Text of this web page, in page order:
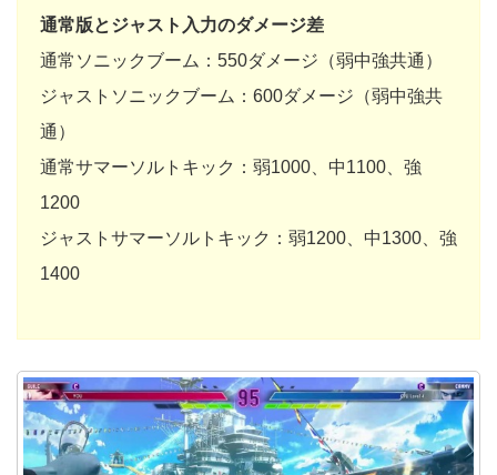
通常版とジャスト入力のダメージ差
通常ソニックブーム：550ダメージ（弱中強共通）
ジャストソニックブーム：600ダメージ（弱中強共
通）
通常サマーソルトキック：弱1000、中1100、強
1200
ジャストサマーソルトキック：弱1200、中1300、強
1400